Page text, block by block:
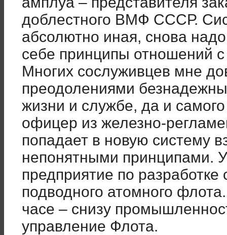
доблестного ВМФ СССР.
абсолютно иная, снова
себе принципы отношений
Многих сослуживцев мне
преодолениями
жизни и службе, да и
офицер из железно-
попадает в новую систему
непонятными принципами.
предприятие по разработке
подводного атомного
часе – снизу
управление Флота.